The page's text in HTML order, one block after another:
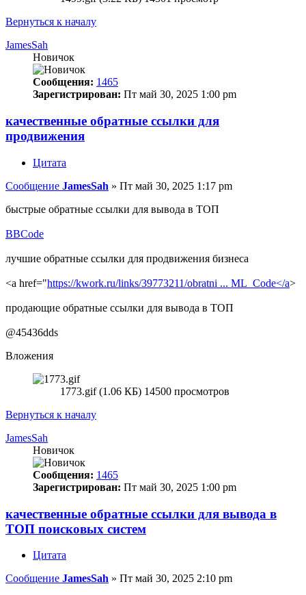
Вернуться к началу
JamesSah
Новичок
Сообщения: 1465
Зарегистрирован: Пт май 30, 2025 1:00 pm
качественные обратные ссылки для
продвижения
Цитата
Сообщение JamesSah » Пт май 30, 2025 1:17 pm
быстрые обратные ссылки для вывода в ТОП
BBCode
лучшие обратные ссылки для продвижения бизнеса
<a href="https://kwork.ru/links/39773211/obratni ... ML_Code</a>
продающие обратные ссылки для вывода в ТОП
@45436dds
Вложения
1773.gif (1.06 КБ) 14500 просмотров
Вернуться к началу
JamesSah
Новичок
Сообщения: 1465
Зарегистрирован: Пт май 30, 2025 1:00 pm
качественные обратные ссылки для вывода в
ТОП поисковых систем
Цитата
Сообщение JamesSah » Пт май 30, 2025 2:10 pm